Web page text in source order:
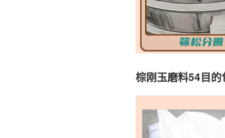
棕刚玉磨料54目的